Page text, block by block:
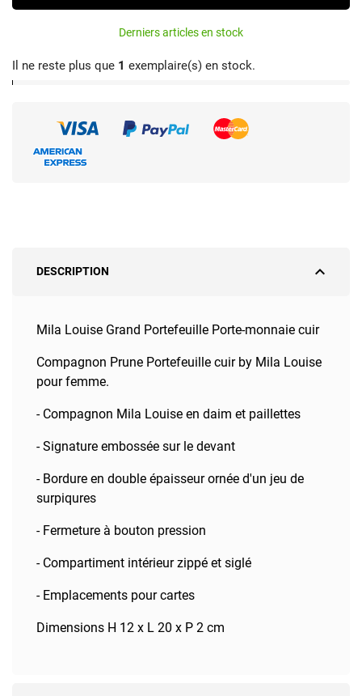
Derniers articles en stock
Il ne reste plus que 1 exemplaire(s) en stock.
expand_less
DESCRIPTION
Mila Louise Grand Portefeuille Porte-monnaie cuir
Compagnon Prune Portefeuille cuir by Mila Louise
pour femme.
- Compagnon Mila Louise en daim et paillettes
- Signature embossée sur le devant
- Bordure en double épaisseur ornée d'un jeu de
surpiqures
- Fermeture à bouton pression
- Compartiment intérieur zippé et siglé
- Emplacements pour cartes
Dimensions H 12 x L 20 x P 2 cm